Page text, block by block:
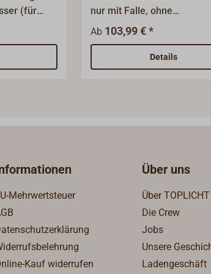
(für
mit
nur mit Falle, ohne
Abschließfunktion. Das
Fallenschloss ist komplett
Messing (mit
die sichtbaren
dann "einwärts". Ein
Schließkasten muss jeweils
separat bestellt werden. Zur
Auswahl des richtigen
Tpys beachten Sie bitte
PDF unter "weitere
Informationen".
Ab 103,99 € *
Details
Mehrwertsteuer
Kauf widerrufen
Über uns
Über TOPLICHT
Die Crew
Jobs
Unsere
Ladengeschäft